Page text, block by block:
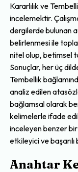
Kararlılık ve
incelemektir.
dergilerde bulunan
belirlenmesi ile
nitel olup, betimsel
Sonuçlar, her üç
Tembellik
analiz edilen
bağlamsal olarak
kelimelerle ifade
inceleyen benzer bir
etkileyici ve başarılı
Anahtar